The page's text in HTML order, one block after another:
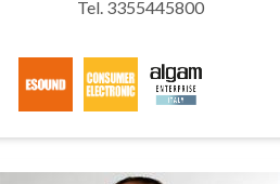
Tel. 3355445800